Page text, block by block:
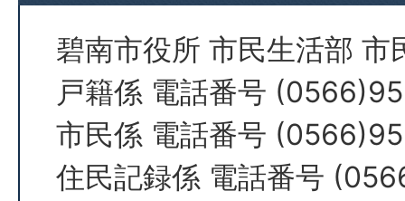
碧南市役所 市民生活部 市
戸籍係 電話番号
市民係 電話番号
住民記録係 電話番号